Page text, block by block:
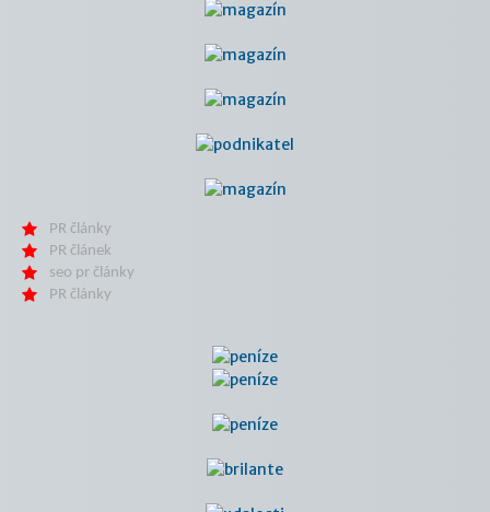
PR články
PR článek
seo pr články
PR články